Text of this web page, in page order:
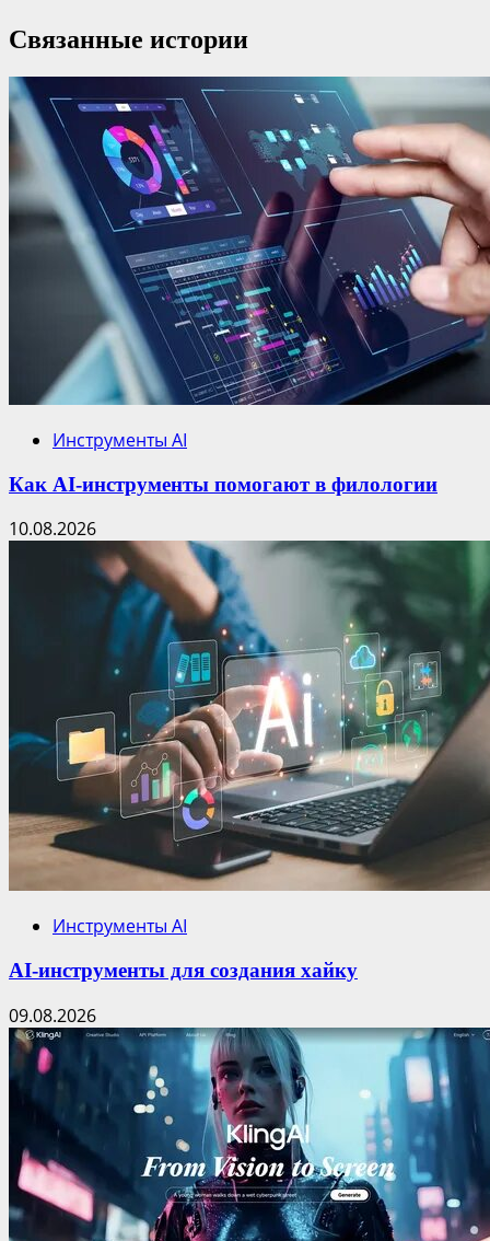
Связанные истории
Инструменты AI
Как AI-инструменты помогают в филологии
10.08.2026
Инструменты AI
AI-инструменты для создания хайку
09.08.2026